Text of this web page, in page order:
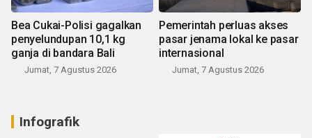
Bea Cukai-Polisi gagalkan
penyelundupan 10,1 kg
ganja di bandara Bali
Jumat, 7 Agustus 2026
Pemerintah perluas akses
pasar jenama lokal ke pasar
internasional
Jumat, 7 Agustus 2026
Infografik